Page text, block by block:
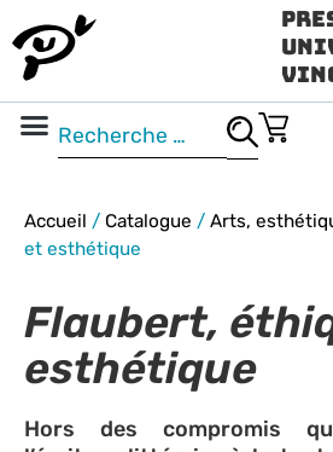
Accueil / Catalogue / Arts,
et esthétique
Flaubert,
esthétique
Hors des compromis